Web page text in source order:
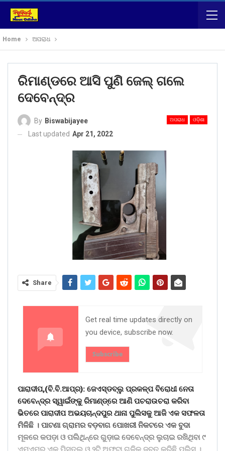
Home ଅପରାଧ
ରିମାଣ୍ଡରେ ଆସି ପୁଣି ଜେଲ୍ ଗଲେ
ଦେବେନ୍ଦ୍ର
ଅପରାଧ ଓଡ଼ିଶା
By Biswabijayee
Last updated Apr 21, 2022
Share
Get real time updates directly on
you device, subscribe now.
Subscribe
ପାରାଦୀପ,(ବି.ବି.ଆପ୍ର): ଜେଏସ୍ଡବ୍ଲୁ ପ୍ରକଳ୍ପ ବିରୋଧୀ ନେତା
ଦେବେନ୍ଦ୍ର ସ୍ୱାଇଁଙ୍କୁ ରିମାଣ୍ଡ୍ରେ ଆଣି ପଚରାଉଚରା କରିବା
ଭିତରେ ପାରାଦୀପ ଅଭୟଚାନ୍ଦପୁର ଥାନା ପୁଲିସକୁ ଆଜି ଏକ ସଫଳତା
ମିଳିଛି । ପାଟଣା ଗ୍ରାମର ବଡ଼ବାଗ ପୋଖରୀ ନିକଟରେ ଏକ ବୁଦା
ମୂଳରେ କପଡ଼ା ଓ ପଲିଥିନ୍ରେ ଗୁଡ଼ାଇ ଦେବେନ୍ଦ୍ର ଲୁଚାଇ ରଖିଥିବା ୯